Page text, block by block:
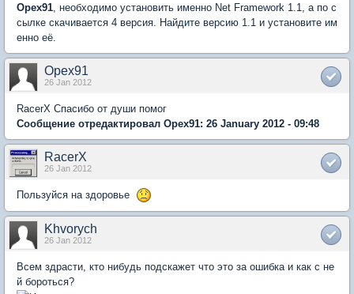
Opex91 , необходимо установить именно Net Framework 1.1, а по с
сылке скачивается 4 версия. Найдите версию 1.1 и установите им
енно её.
Opex91
26 Jan 2012
RacerX Спасибо от души помог
Сообщение отредактировал Opex91: 26 January 2012 - 09:48
RacerX
26 Jan 2012
Пользуйся на здоровье
Khvorych
26 Jan 2012
Всем здрасти, кто нибудь подскажет что это за ошибка и как с не
й бороться?